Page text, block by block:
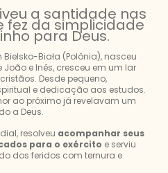
a santidade nas
fez da simplicidade
para Deus.
Bielsko-Biała (Polônia), nasceu
João e Inês, cresceu em um lar
Desde pequeno,
e dedicação aos estudos.
ao próximo já revelavam um
a Deus.
resolveu acompanhar seus
para o exército e serviu
dos feridos com ternura e